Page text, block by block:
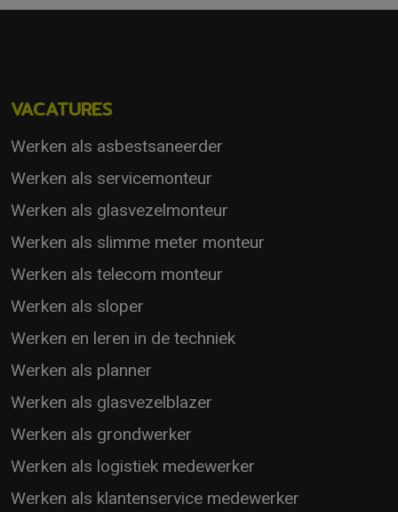
VACATURES
Werken als asbestsaneerder
Werken als servicemonteur
Werken als glasvezelmonteur
Werken als slimme meter monteur
Werken als telecom monteur
Werken als sloper
Werken en leren in de techniek
Werken als planner
Werken als glasvezelblazer
Werken als grondwerker
Werken als logistiek medewerker
Werken als klantenservice medewerker